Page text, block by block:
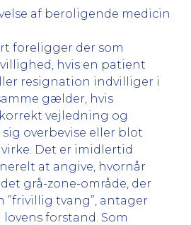
af beroligende medicin
foreligger der som
hvis en patient
resignation indvilliger i
gælder, hvis
vejledning og
overbevise eller blot
Det er imidlertid
at angive, hvornår
grå-zone-område, der
”frivillig tvang”, antager
forstand. Som